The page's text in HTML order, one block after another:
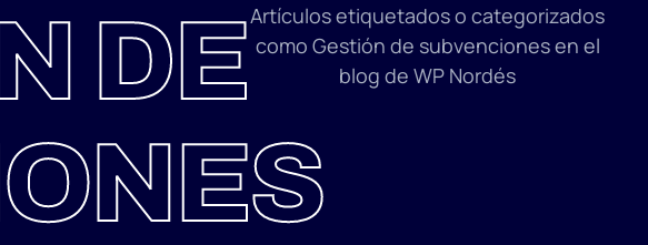
DEArtículos etiquetados o categorizados
como Gestión de subvenciones en el
blog de WP Nordés